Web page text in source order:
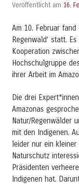
Veröffentlicht am 16.
Am 10. Februar fand
Regenwald‘ statt.
Kooperation
Hochschulgruppe
ihrer Arbeit im
Die drei
Amazonas
Natur/Regenwälder
mit den Indigenen.
leider nur ein kleiner
Naturschutz
Präsidenten
Indigenen hat.